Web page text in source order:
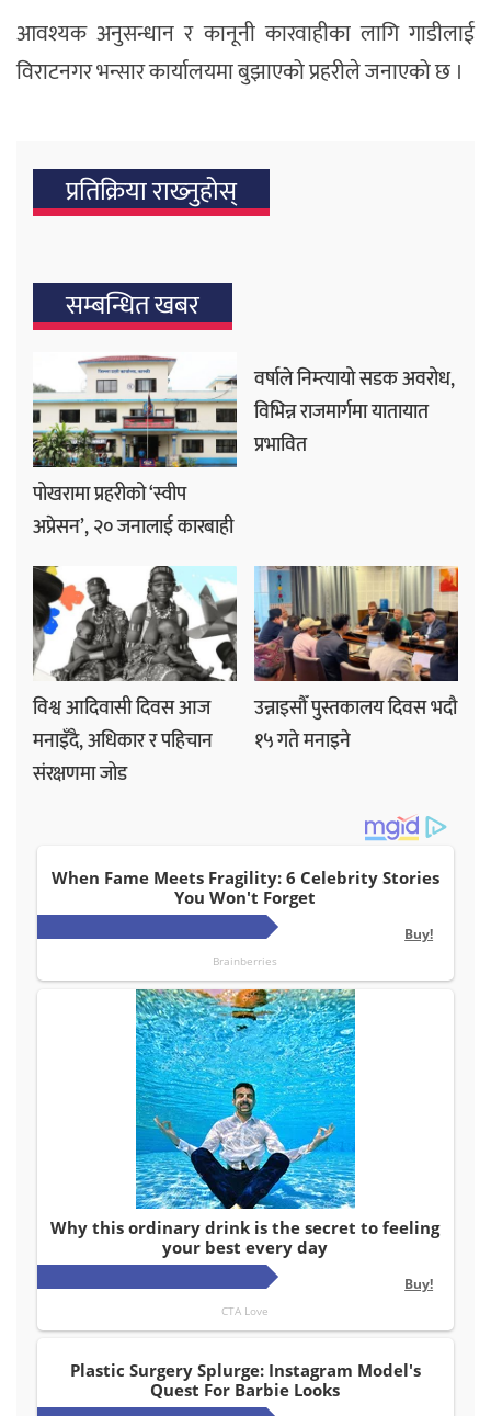
आवश्यक अनुसन्धान र कानूनी कारवाहीका लागि गाडीलाई
विराटनगर भन्सार कार्यालयमा बुझाएको प्रहरीले जनाएको छ ।
प्रतिक्रिया राख्‍नुहोस्
सम्बन्धित खबर
पोखरामा प्रहरीको ‘स्वीप
अप्रेसन’, २० जनालाई कारबाही
वर्षाले निम्त्यायो सडक अवरोध,
विभिन्न राजमार्गमा यातायात
प्रभावित
विश्व आदिवासी दिवस आज
मनाइँदै, अधिकार र पहिचान
संरक्षणमा जोड
उन्नाइसौँ पुस्तकालय दिवस भदौ
१५ गते मनाइने